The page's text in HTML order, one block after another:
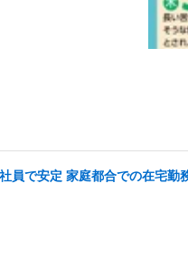
員で安定 家庭都合での在宅勤